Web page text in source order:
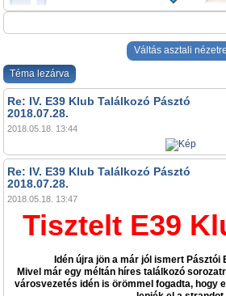
Váltás asztali nézetre
Téma lezárva
Re: IV. E39 Klub Találkozó Pásztó
2018.07.28.
2018.05.18. 13:44
Re: IV. E39 Klub Találkozó Pásztó
2018.07.28.
2018.05.18. 13:47
Tisztelt E39
Idén újra jön a már jól ismert Pásztói
Mivel már egy méltán híres találkozó
városvezetés idén is örömmel fogadta, hogy